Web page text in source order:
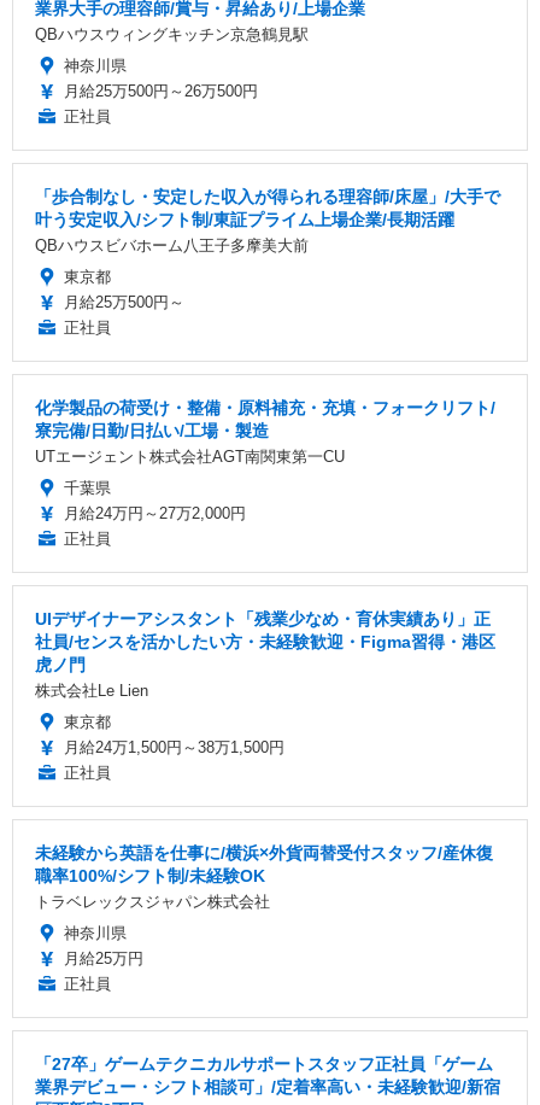
業界大手の理容師/賞与・昇給あり/上場企業
QBハウスウィングキッチン京急鶴見駅
神奈川県
月給25万500円～26万500円
正社員
「歩合制なし・安定した収入が得られる理容師/床屋」/大手で
叶う安定収入/シフト制/東証プライム上場企業/長期活躍
QBハウスビバホーム八王子多摩美大前
東京都
月給25万500円～
正社員
化学製品の荷受け・整備・原料補充・充填・フォークリフト/
寮完備/日勤/日払い/工場・製造
UTエージェント株式会社AGT南関東第一CU
千葉県
月給24万円～27万2,000円
正社員
UIデザイナーアシスタント「残業少なめ・育休実績あり」正
社員/センスを活かしたい方・未経験歓迎・Figma習得・港区
虎ノ門
株式会社Le Lien
東京都
月給24万1,500円～38万1,500円
正社員
未経験から英語を仕事に/横浜×外貨両替受付スタッフ/産休復
職率100%/シフト制/未経験OK
トラベレックスジャパン株式会社
神奈川県
月給25万円
正社員
「27卒」ゲームテクニカルサポートスタッフ正社員「ゲーム
業界デビュー・シフト相談可」/定着率高い・未経験歓迎/新宿